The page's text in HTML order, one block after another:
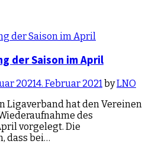
der Saison im April
20214. Februar 2021 byLNO
Ligaverband hat den Vereinen
des
vorgelegt. Die
dass bei…